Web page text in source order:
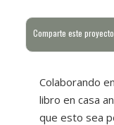
Comparte este proyecto
Colaborando
libro en casa
que esto sea